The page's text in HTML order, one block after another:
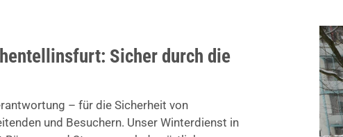
Sicher durch die
– für die Sicherheit von
und Besuchern. Unser Winterdienst in